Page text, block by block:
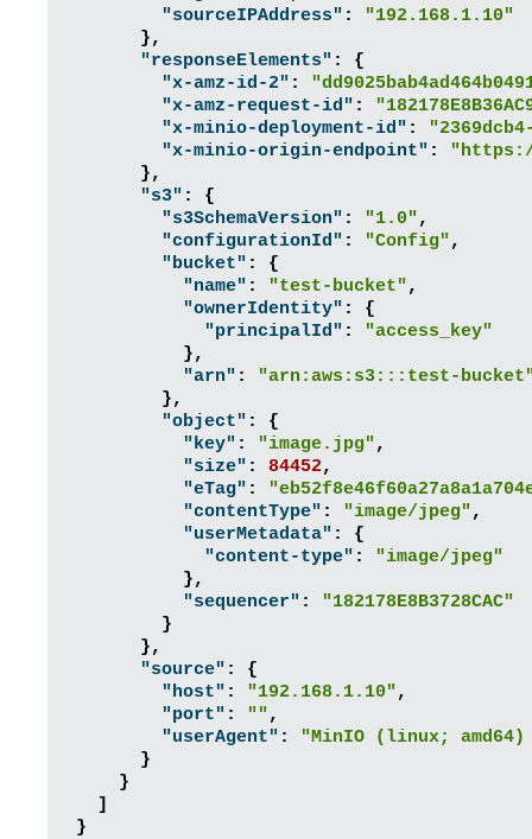
"sourceIPAddress" :
"192.168.1.10"
},
"responseElements" :
{
"x-amz-id-2" :
"x-amz-request-id" :
"x-minio-deployment-id" :
"x-minio-origin-endpoint" :
},
"s3" :
{
"s3SchemaVersion" : "1.0",
"configurationId" : "Config",
"bucket" :
{
"name" : "test-bucket",
"ownerIdentity" :
{
"principalId" :
"access_key"
},
"arn" :
"arn:aws:s3:::test-
},
"object" :
{
"key" : "image.jpg",
"size" : 84452,
"eTag" :
"contentType" : "image/jpeg",
"userMetadata" :
{
"content-type" :
"image/jpeg"
},
"sequencer" :
"182178E8B3728CAC"
}
},
"source" :
{
"host" : "192.168.1.10",
"port" : "",
"userAgent" :
"MinIO (linux;
}
}
]
}